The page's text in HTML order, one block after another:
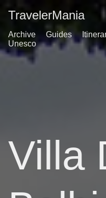
TravelerMania
Archive Guides
Unesco
Villa